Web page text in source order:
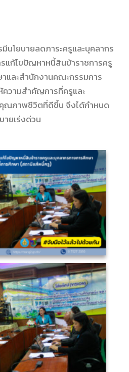
นโยบายลดภาระครูและบุคลากร
รแก้ไขปัญหาหนี้สินข้าราชการครู
และสำนักงานคณะกรรมการ
วามสำคัญการที่ครูและ
ณภาพชีวิตที่ดีขึ้น จึงได้กำหนด
ายเร่งด่วน